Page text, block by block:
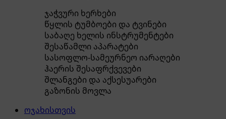
ჯაჭვური ხერხები
წყლის ტუმბოები და ტვინები
საბაღე ხელის ინსტრუმენტები
შესაწამლი აპარატები
სასოფლო-სამეურნეო იარაღები
ჰაერის შესაფრქვევები
შლანგები და აქსესუარები
გაზონის მოვლა
ოჯახისთვის